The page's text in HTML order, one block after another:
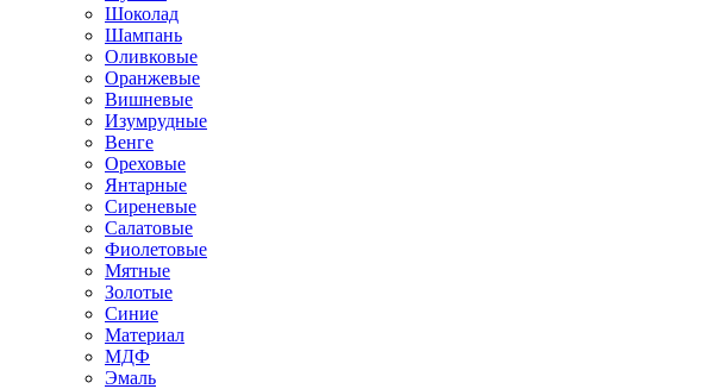
Шоколад
Шампань
Оливковые
Оранжевые
Вишневые
Изумрудные
Венге
Ореховые
Янтарные
Сиреневые
Салатовые
Фиолетовые
Мятные
Золотые
Синие
Материал
МДФ
Эмаль